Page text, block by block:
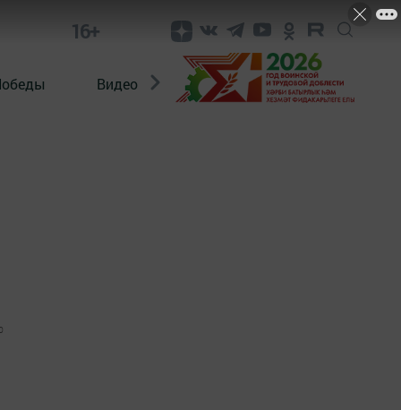
16+
Видео Конкурсы ЭтноДети